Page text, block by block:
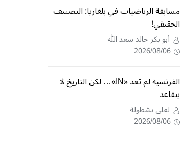
مسابقة الرياضيات في بلغاريا: التصنيف
الحقيقي!
أبو بكر خالد سعد الله
2026/08/06
الفرنسية لم تعد «IN»… لكن التاريخ لا
يتقاعد
لعلى بشطولة
2026/08/06